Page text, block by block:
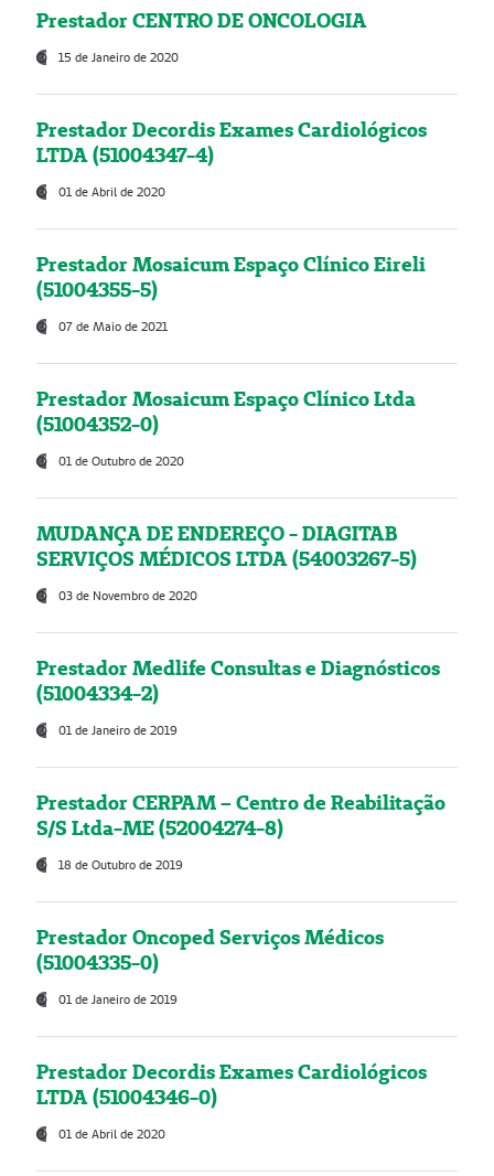
Prestador CENTRO DE ONCOLOGIA
15 de Janeiro de 2020
Prestador Decordis Exames Cardiológicos
LTDA (51004347-4)
01 de Abril de 2020
Prestador Mosaicum Espaço Clínico Eireli
(51004355-5)
07 de Maio de 2021
Prestador Mosaicum Espaço Clínico Ltda
(51004352-0)
01 de Outubro de 2020
MUDANÇA DE ENDEREÇO - DIAGITAB
SERVIÇOS MÉDICOS LTDA (54003267-5)
03 de Novembro de 2020
Prestador Medlife Consultas e Diagnósticos
(51004334-2)
01 de Janeiro de 2019
Prestador CERPAM – Centro de Reabilitação
S/S Ltda-ME (52004274-8)
18 de Outubro de 2019
Prestador Oncoped Serviços Médicos
(51004335-0)
01 de Janeiro de 2019
Prestador Decordis Exames Cardiológicos
LTDA (51004346-0)
01 de Abril de 2020